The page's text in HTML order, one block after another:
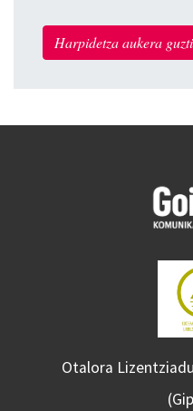
Harpidetza aukera
Otalora